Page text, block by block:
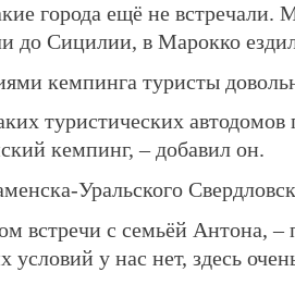
города ещё не
до Сицилии, в Марокко
кемпинга туристы
туристических
кемпинг, – добавил он.
Уральского
встречи с семьёй Антона, –
условий у нас нет, здесь